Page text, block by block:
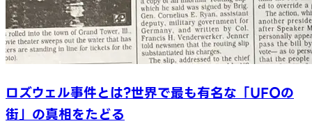
ロズウェル事件とは?世界で最も有名な「UFOの
街」の真相をたどる